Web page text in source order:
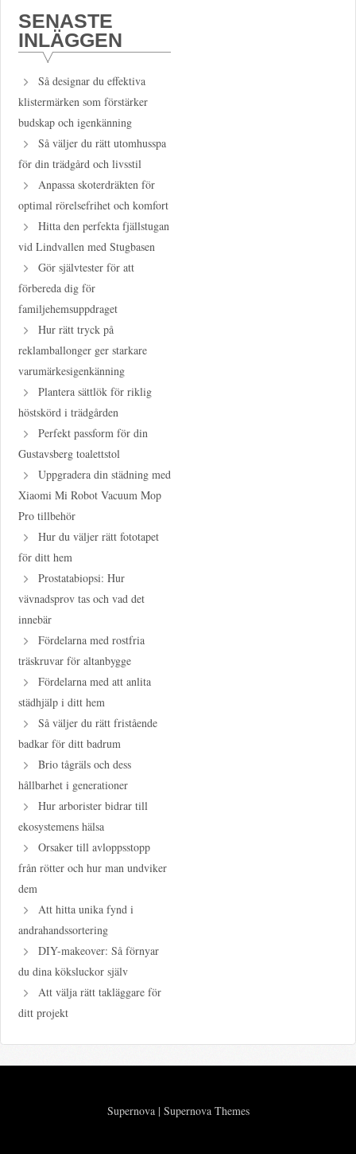
SENASTE
INLÄGGEN
Så designar du effektiva
klistermärken som förstärker
budskap och igenkänning
Så väljer du rätt utomhusspa
för din trädgård och livsstil
Anpassa skoterdräkten för
optimal rörelsefrihet och komfort
Hitta den perfekta fjällstugan
vid Lindvallen med Stugbasen
Gör självtester för att
förbereda dig för
familjehemsuppdraget
Hur rätt tryck på
reklamballonger ger starkare
varumärkesigenkänning
Plantera sättlök för riklig
höstskörd i trädgården
Perfekt passform för din
Gustavsberg toalettstol
Uppgradera din städning med
Xiaomi Mi Robot Vacuum Mop
Pro tillbehör
Hur du väljer rätt fototapet
för ditt hem
Prostatabiopsi: Hur
vävnadsprov tas och vad det
innebär
Fördelarna med rostfria
träskruvar för altanbygge
Fördelarna med att anlita
städhjälp i ditt hem
Så väljer du rätt fristående
badkar för ditt badrum
Brio tågräls och dess
hållbarhet i generationer
Hur arborister bidrar till
ekosystemens hälsa
Orsaker till avloppsstopp
från rötter och hur man undviker
dem
Att hitta unika fynd i
andrahandssortering
DIY-makeover: Så förnyar
du dina köksluckor själv
Att välja rätt takläggare för
ditt projekt
Supernova | Supernova Themes